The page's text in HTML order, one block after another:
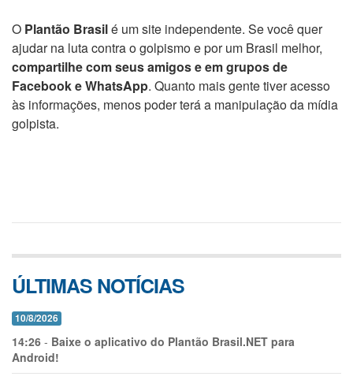
O Plantão Brasilé um site independente. Se você quer
ajudar na luta contra o golpismo e por um Brasil melhor,
compartilhe com seus amigos e em grupos de
Facebook e WhatsApp. Quanto mais gente tiver acesso
às informações, menos poder terá a manipulação da mídia
golpista.
ÚLTIMAS NOTÍCIAS
10/8/2026
14:26 - Baixe o aplicativo do Plantão Brasil.NET para
Android!